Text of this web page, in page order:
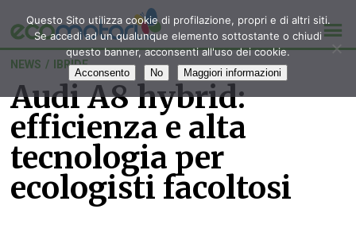
NEWS / IBRIDE
Audi A8 hybrid:
efficienza e alta
tecnologia per
ecologisti facoltosi
Questo Sito utilizza cookie di profilazione, propri e di altri siti.
Se accedi ad un qualunque elemento sottostante o chiudi
questo banner, acconsenti all'uso dei cookie.
Acconsento No Maggiori informazioni